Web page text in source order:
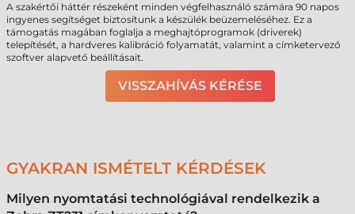
A szakértői háttér részeként minden végfelhasználó számára 90 napos
ingyenes segítséget biztosítunk a készülék beüzemeléséhez. Ez a
támogatás magában foglalja a meghajtóprogramok (driverek)
telepítését, a hardveres kalibráció folyamatát, valamint a címketervező
szoftver alapvető beállításait.
VISSZAHÍVÁS KÉRÉSE
GYAKRAN ISMÉTELT KÉRDÉSEK
Milyen nyomtatási technológiával rendelkezik a